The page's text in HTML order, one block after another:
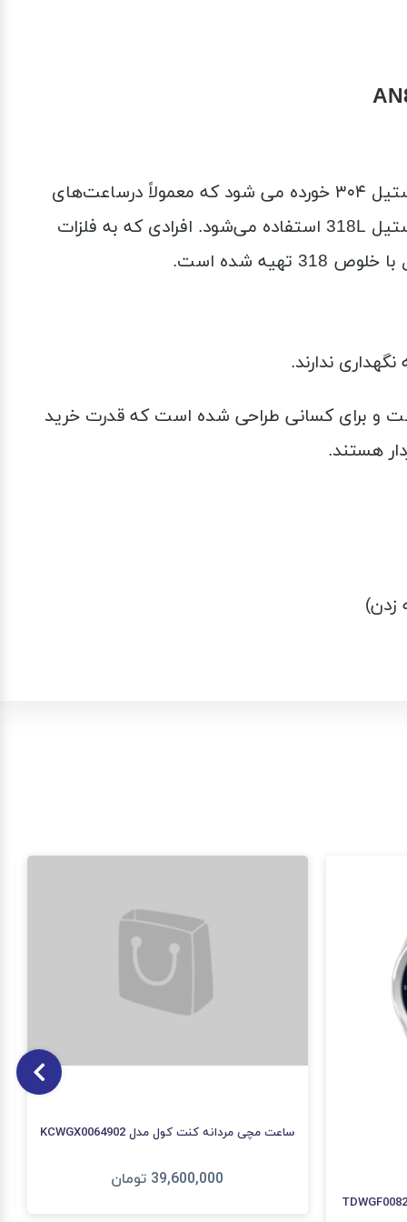
استیل 318 کاملا ضد حساسیت است و حتی وقتی هم در محلول اسید سولفوریک گذاشته شود دیرتر از استیل ۳۰۴ خورده می شود که معمولاً درساعت‌های
سیتی زن از این نوع استیل استفاده می‌شود معمولاً در ساعت‌های لاکچری با قیمت متوسط به پایین از استیل 318L استفاده می‌شود. افرادی که به فلزات
شده است.
ندارند.
و برای کسانی طراحی شده است که قدرت خرید
هستند.
زدن)